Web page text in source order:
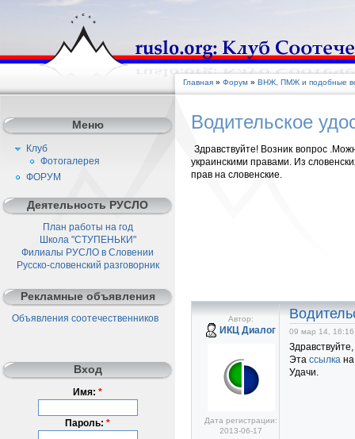
Главная » Форум » ВНЖ, ПМЖ и подобные
Водительское
Здравствуйте! Возник вопрос
украинскими правами. Из
прав на словенские.
Автор:
ИКЦ Диалог
Дата регистрации:
2013-06-17
09 мар 14, 16:16
Эта ссылка
Удачи.
Меню
Клуб
Фотогалерея
ФОРУМ
Деятельность РУСЛО
План работы на год
Школа "СТУПЕНЬКИ"
Филиалы РУСЛО в Словении
Русско-словенский разговорник
Рекламные объявления
Объявления соотечественников
Вход
Имя: *
Пароль: *